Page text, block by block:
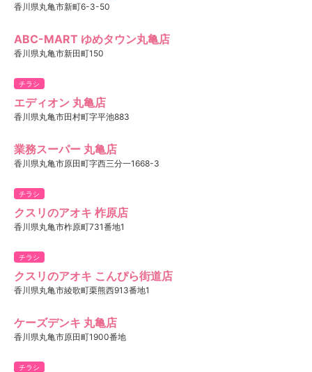
香川県丸亀市新町6-3-50
ABC-MART ゆめタウン丸亀店
香川県丸亀市新田町150
チラシ
エディオン 丸亀店
香川県丸亀市田村町字平池883
業務スーパー 丸亀店
香川県丸亀市原田町字西三分一1668-3
チラシ
クスリのアオキ 柞原店
香川県丸亀市柞原町731番地1
チラシ
クスリのアオキ こんぴら街道店
香川県丸亀市綾歌町栗熊西913番地1
ケーズデンキ 丸亀店
香川県丸亀市原田町1900番地
チラシ